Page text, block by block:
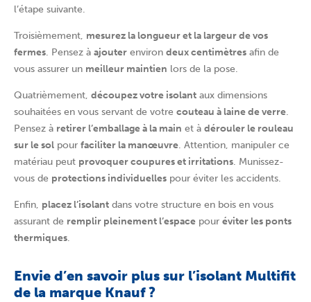
l’étape suivante.
Troisièmement, mesurez la longueur et la largeur de vos
fermes. Pensez à ajouter environ deux centimètres afin de
vous assurer un meilleur maintien lors de la pose.
Quatrièmement, découpez votre isolant aux dimensions
souhaitées en vous servant de votre couteau à laine de verre.
Pensez à retirer l’emballage à la main et à dérouler le rouleau
sur le sol pour faciliter la manœuvre. Attention, manipuler ce
matériau peut provoquer coupures et irritations. Munissez-
vous de protections individuelles pour éviter les accidents.
Enfin, placez l’isolant dans votre structure en bois en vous
assurant de remplir pleinement l’espace pour éviter les ponts
thermiques.
Envie d’en savoir plus sur l’isolant Multifit
de la marque Knauf ?